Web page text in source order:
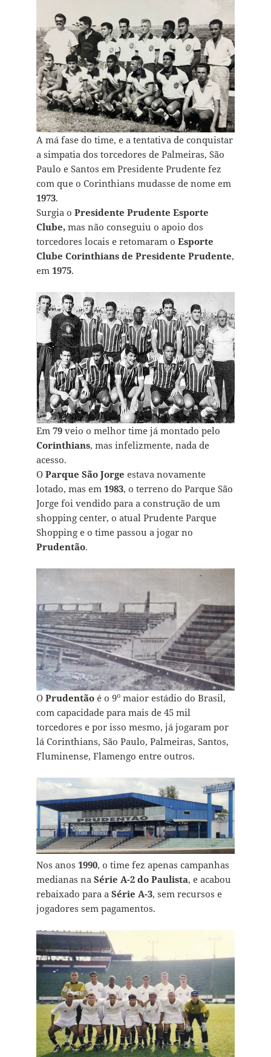
A má fase do time, e a tentativa de conquistar
a simpatia dos torcedores de Palmeiras, São
Paulo e Santos em Presidente Prudente fez
com que o Corinthians mudasse de nome em
1973.
Surgia o Presidente Prudente Esporte
Clube, mas não conseguiu o apoio dos
torcedores locais e retomaram o Esporte
Clube Corinthians de Presidente Prudente,
em 1975.
Em 79veio o melhor time já montado pelo
Corinthians, mas infelizmente, nada de
acesso.
O Parque São Jorge estava novamente
lotado, mas em 1983, o terreno do Parque São
Jorge foi vendido para a construção de um
shopping center, o atual Prudente Parque
Shopping e o time passou a jogar no
Prudentão.
O Prudentãoé o 9omaior estádio do Brasil,
com capacidade para mais de 45 mil
torcedores e por isso mesmo, já jogaram por
lá Corinthians, São Paulo, Palmeiras, Santos,
Fluminense, Flamengo entre outros.
Nos anos 1990, o time fez apenas campanhas
medianas na Série A-2 do Paulista, e acabou
rebaixado para a Série A-3, sem recursos e
jogadores sem pagamentos.